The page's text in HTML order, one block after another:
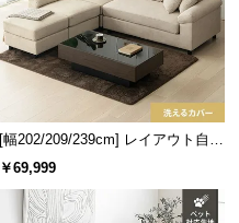
[幅202/209/239cm] レイアウト自由
3人掛けカウチソファ 傷に強いペッ
￥69,999